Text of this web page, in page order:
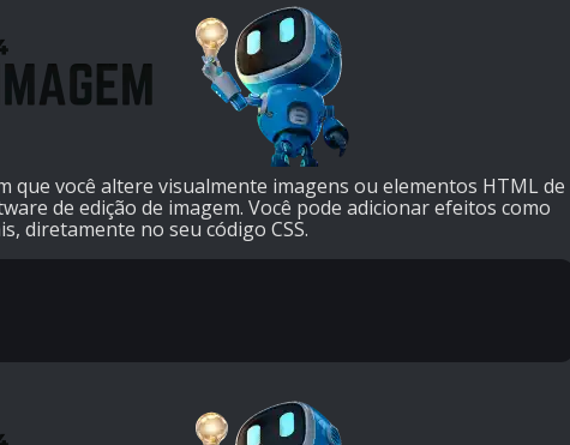
que você altere visualmente imagens ou elementos HTML de
de edição de imagem. Você pode adicionar efeitos como
diretamente no seu código CSS.